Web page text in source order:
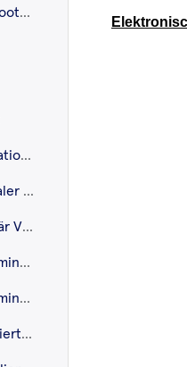
gematik Root-CA
IDP Federation Master
IDP Sekoraler IDP
Intermediär VSDM
Kartenterminal - eHealth
Kartenterminal - Mobiles
KIM integriertes Clientmodul